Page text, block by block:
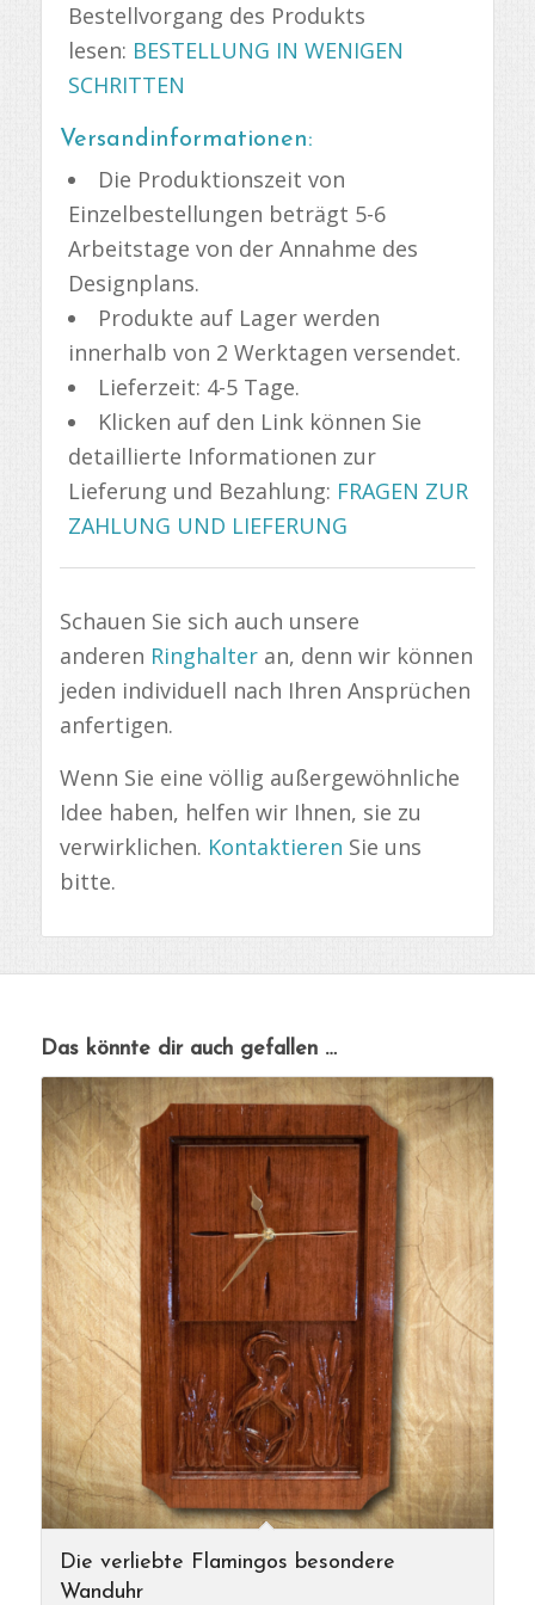
Bestellvorgang des Produkts
lesen: BESTELLUNG IN WENIGEN
SCHRITTEN
Versandinformationen:
Die Produktionszeit von
Einzelbestellungen beträgt 5-6
Arbeitstage von der Annahme des
Designplans.
Produkte auf Lager werden
innerhalb von 2 Werktagen versendet.
Lieferzeit: 4-5 Tage.
Klicken auf den Link können Sie
detaillierte Informationen zur
Lieferung und Bezahlung: FRAGEN ZUR
ZAHLUNG UND LIEFERUNG
Schauen Sie sich auch unsere
anderen Ringhalteran, denn wir können
jeden individuell nach Ihren Ansprüchen
anfertigen.
Wenn Sie eine völlig außergewöhnliche
Idee haben, helfen wir Ihnen, sie zu
verwirklichen. Kontaktieren Sie uns
bitte.
Das könnte dir auch gefallen …
Die verliebte Flamingos besondere
Wanduhr